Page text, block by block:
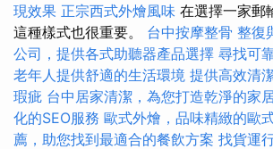
現效果 正宗西式外燴風味 在選擇一家郵
這種樣式也很重要。 台中按摩整骨 整復
公司，提供各式助聽器產品選擇 尋找可
老年人提供舒適的生活環境 提供高效清
瑕疵 台中居家清潔，為您打造乾淨的家
化的SEO服務 歐式外燴，品味精緻的歐
薦，助您找到最適合的餐飲方案 找貨運